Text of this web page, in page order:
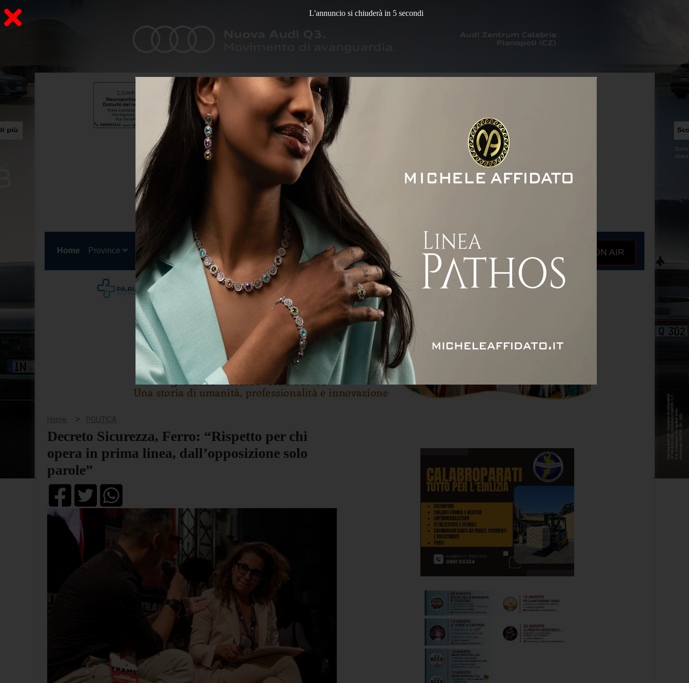
Home (current)
Province Cronaca Politica Attualità Economia Sport Servizi ON AIR
Home > POLITICA
Decreto Sicurezza, Ferro: “Rispetto per chi
opera in prima linea, dall’opposizione solo
parole”
L'annuncio si chiuderà in 3 secondi